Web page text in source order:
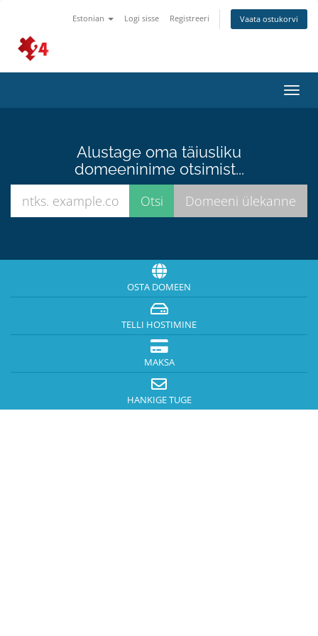
Estonian Logi sisse Registreeri Vaata ostukorvi
Alustage oma täiusliku
domeeninime otsimist...
OSTA DOMEEN
TELLI HOSTIMINE
MAKSA
HANKIGE TUGE